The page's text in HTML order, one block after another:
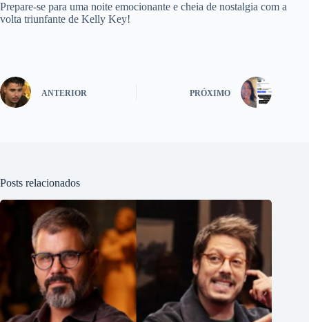
Prepare-se para uma noite emocionante e cheia de nostalgia com a
volta triunfante de Kelly Key!
ANTERIOR PRÓXIMO
Posts relacionados